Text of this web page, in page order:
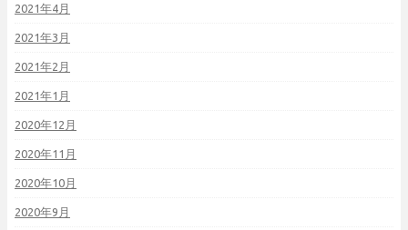
2021年4月
2021年3月
2021年2月
2021年1月
2020年12月
2020年11月
2020年10月
2020年9月